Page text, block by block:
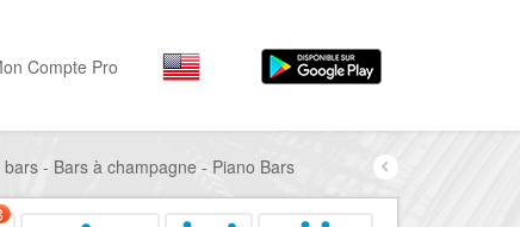
Par activité Par quartiers
Compte Pro
- Bars à champagne - Piano Bars